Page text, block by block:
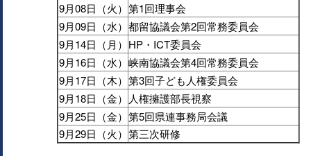
9月08日（火） 第1回理事会
9月09日（水） 都留協議会第2回常務委員会
9月14日（月） HP・ICT委員会
9月16日（水） 峡南協議会第4回常務委員会
9月17日（木） 第3回子ども人権委員会
9月18日（金）
人権擁護部長視察
9月25日（金） 第5回県連事務局会議
9月29日（火） 第三次研修